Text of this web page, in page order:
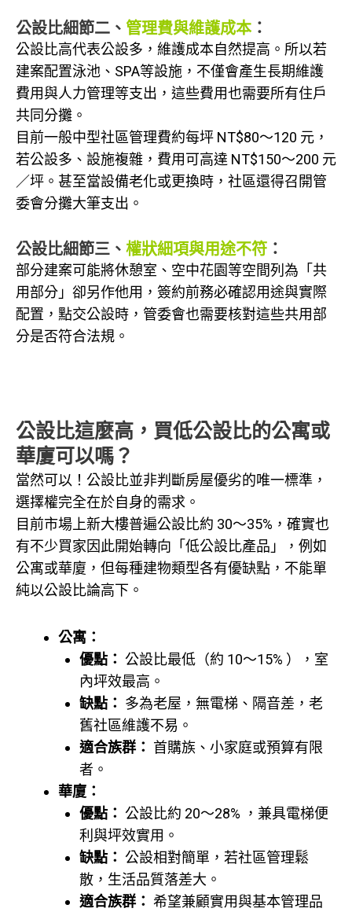
公設比細節二、 管理費與維護成本：
公設比高代表公設多，維護成本自然提高。所以若
建案配置泳池、SPA等設施，不僅會產生長期維護
費用與人力管理等支出，這些費用也需要所有住戶
共同分攤。
目前一般中型社區管理費約每坪 NT$80～120 元，
若公設多、設施複雜，費用可高達 NT$150～200 元
／坪。甚至當設備老化或更換時，社區還得召開管
委會分攤大筆支出。
公設比細節三、 權狀細項與用途不符 ：
部分建案可能將休憩室、空中花園等空間列為「共
用部分」卻另作他用，簽約前務必確認用途與實際
配置，點交公設時，管委會也需要核對這些共用部
分是否符合法規。
公設比這麼高，買低公設比的公寓或
華廈可以嗎？
當然可以！公設比並非判斷房屋優劣的唯一標準，
選擇權完全在於自身的需求。
目前市場上新大樓普遍公設比約 30～35%，確實也
有不少買家因此開始轉向「低公設比產品」，例如
公寓或華廈，但每種建物類型各有優缺點，不能單
純以公設比論高下。
公寓：
優點： 公設比最低（約 10～15% ），室
內坪效最高。
缺點： 多為老屋，無電梯、隔音差，老
舊社區維護不易。
適合族群： 首購族、小家庭或預算有限
者。
華廈：
優點： 公設比約 20～28% ，兼具電梯便
利與坪效實用。
缺點： 公設相對簡單，若社區管理鬆
散，生活品質落差大。
適合族群： 希望兼顧實用與基本管理品